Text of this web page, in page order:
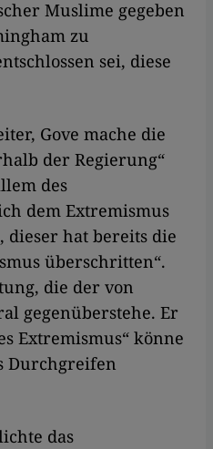
Muslime gegeben
zu
sei, diese
Gove mache die
der Regierung“
des
dem Extremismus
dieser hat bereits die
überschritten“.
die der von
gegenüberstehe. Er
Extremismus“ könne
Durchgreifen
das